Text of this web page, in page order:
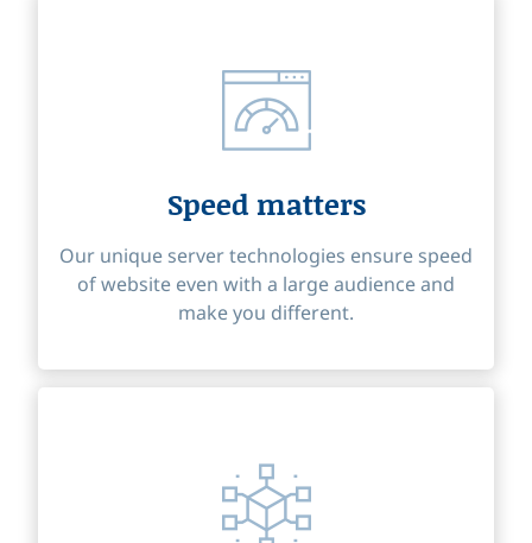
Speed matters
Our unique server technologies ensure speed
of website even with a large audience and
make you different.